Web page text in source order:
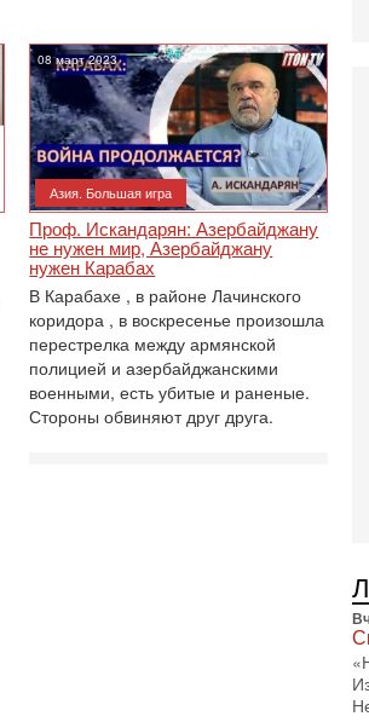
08 март 2023
Азия. Большая игра
Проф. Искандарян: Азербайджану
не нужен мир, Азербайджану
нужен Карабах
В Карабахе , в районе Лачинского
коридора , в воскресенье произошла
перестрелка между армянской
полицией и азербайджанскими
военными, есть убитые и раненые.
Стороны обвиняют друг друга.